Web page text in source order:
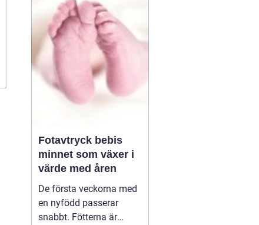
användning och
återhämtning. Relationer,
arbete, hälsa och
självkänsla påverkas
steg för steg, ofta...
Fotavtryck bebis
minnet som växer i
värde med åren
De första veckorna med
en nyfödd passerar
snabbt. Fötterna är